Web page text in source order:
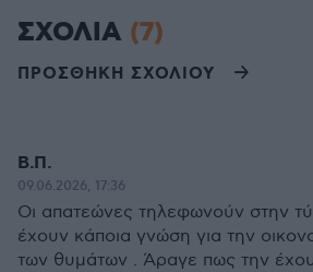
ΣΧΟΛΙΑ (7)
ΠΡΟΣΘΗΚΗ ΣΧΟΛΙΟΥ
Β.Π.
09.06.2026, 17:36
Οι απατεώνες τηλεφωνούν στην
έχουν κάποια γνώση για την
των θυμάτων . Άραγε πως την